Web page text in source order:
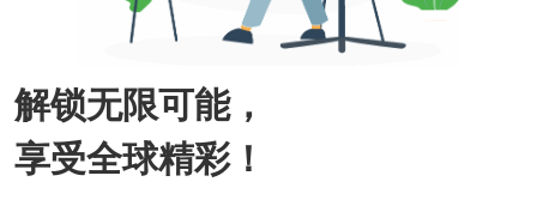
解锁无限可能，
享受全球精彩！